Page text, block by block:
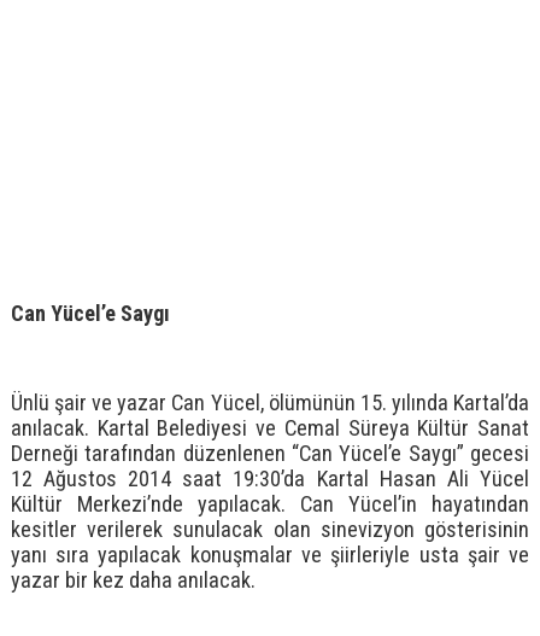
Can Yücel’e Saygı
Ünlü şair ve yazar Can Yücel, ölümünün 15. yılında Kartal’da
anılacak. Kartal Belediyesi ve Cemal Süreya Kültür Sanat
Derneği tarafından düzenlenen “Can Yücel’e Saygı” gecesi
12 Ağustos 2014 saat 19:30’da Kartal Hasan Ali Yücel
Kültür Merkezi’nde yapılacak. Can Yücel’in hayatından
kesitler verilerek sunulacak olan sinevizyon gösterisinin
yanı sıra yapılacak konuşmalar ve şiirleriyle usta şair ve
yazar bir kez daha anılacak.